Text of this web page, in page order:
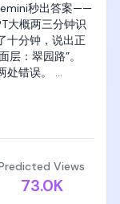
一份 brief。
求，比如需要介
题，以及有哪
关。
及一些 AI 行业
5.6 Sol 几乎
。为了庆祝
置了 ChatGPT
额度。
秒出答案——
大概两三分钟识
十分钟，说出正
：翠园路”。
错误。
Views
73.0K